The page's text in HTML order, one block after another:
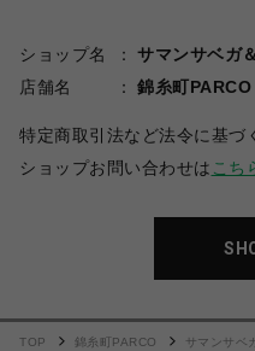
ショップ名
サマンサベガ
店舗名
錦糸町PARCO
特定商取引法など法令に基づ
ショップお問い合わせは こち
TOP 錦糸町PARCO サマンサベ